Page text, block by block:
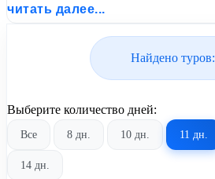
читать далее...
Найдено туров:
Выберите количество дней:
Все 8 дн. 10 дн. 11 дн.
14 дн.